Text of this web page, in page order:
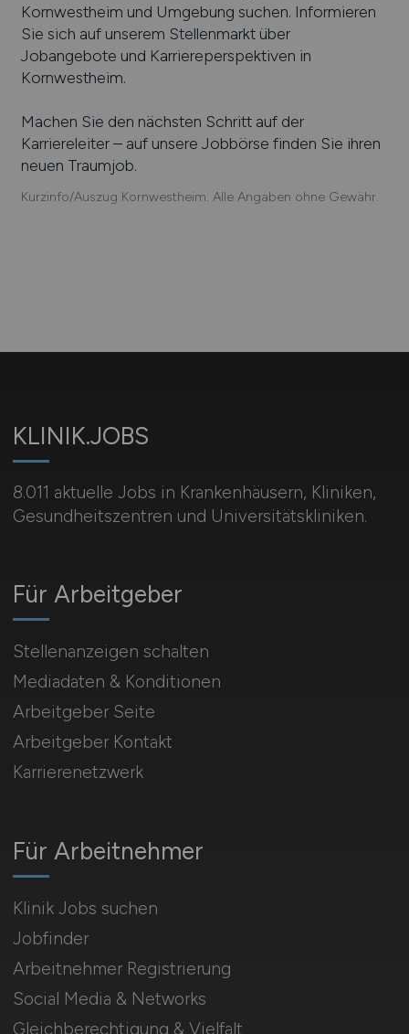
Kornwestheim und Umgebung suchen. Informieren
Sie sich auf unserem Stellenmarkt über
Jobangebote und Karriereperspektiven in
Kornwestheim.
Machen Sie den nächsten Schritt auf der
Karriereleiter – auf unsere Jobbörse finden Sie ihren
neuen Traumjob.
Kurzinfo/Auszug Kornwestheim. Alle Angaben ohne Gewähr.
KLINIK.JOBS
8.011 aktuelle Jobs in Krankenhäusern, Kliniken,
Gesundheitszentren und Universitätskliniken.
Für Arbeitnehmer
Klinik Jobs suchen
Jobfinder
Arbeitnehmer Registrierung
Social Media & Networks
Gleichberechtigung & Vielfalt
Für Arbeitgeber
Stellenanzeigen schalten
Mediadaten & Konditionen
Arbeitgeber Seite
Arbeitgeber Kontakt
Karrierenetzwerk